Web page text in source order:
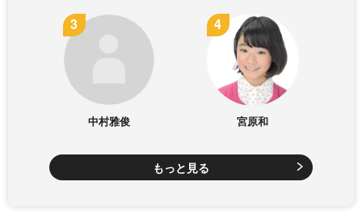
中村雅俊 宮原和
もっと見る